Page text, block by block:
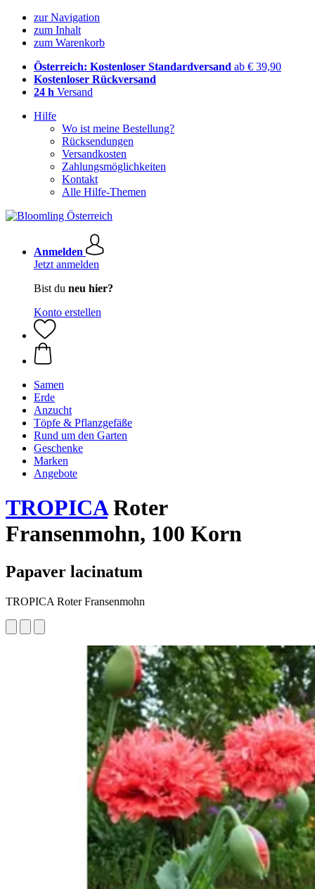
zur Navigation
zum Inhalt
zum Warenkorb
Österreich: Kostenloser Standardversand ab € 39,90
Kostenloser Rückversand
24 h Versand
Hilfe
Wo ist meine Bestellung?
Rücksendungen
Versandkosten
Zahlungsmöglichkeiten
Kontakt
Alle Hilfe-Themen
Anmelden
Jetzt anmelden
Bist du neu hier?
Konto erstellen
Samen
Erde
Anzucht
Töpfe & Pflanzgefäße
Rund um den Garten
Geschenke
Marken
Angebote
TROPICARoter
Fransenmohn, 100 Korn
Papaver lacinatum
TROPICA Roter Fransenmohn